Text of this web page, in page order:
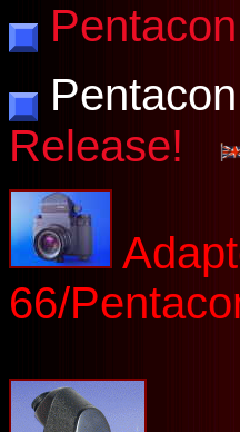
Release!
66/